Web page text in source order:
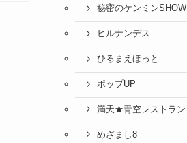
秘密のケンミンSHOW
ヒルナンデス
ひるまえほっと
ポップUP
満天★青空レストラン
めざまし8